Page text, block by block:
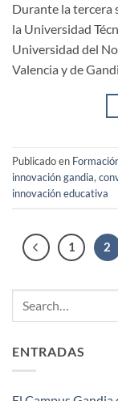
Durante la tercera
la Universidad
Universidad del
Valencia y de
Publicado en
innovación gandia,
innovación educativa
1 2
ENTRADAS